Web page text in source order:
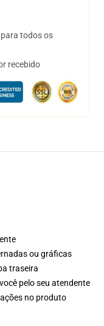
todos os
recebido
ou gráficas
traseira
pelo seu atendente
no produto